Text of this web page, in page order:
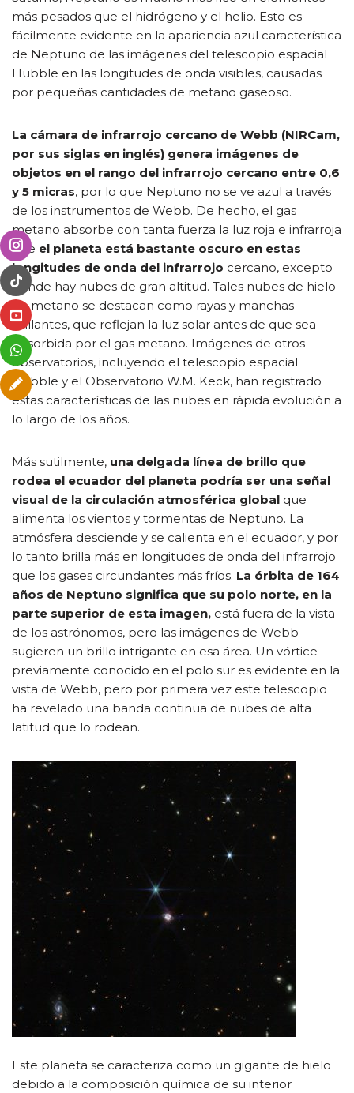
más pesados que el hidrógeno y el helio. Esto es
fácilmente evidente en la apariencia azul característica
de Neptuno de las imágenes del telescopio espacial
Hubble en las longitudes de onda visibles, causadas
por pequeñas cantidades de metano gaseoso.
La cámara de infrarrojo cercano de Webb (NIRCam,
por sus siglas en inglés) genera imágenes de
objetos en el rango del infrarrojo cercano entre 0,6
y 5 micras, por lo que Neptuno no se ve azul a través
de los instrumentos de Webb. De hecho, el gas
metano absorbe con tanta fuerza la luz roja e infrarroja
que el planeta está bastante oscuro en estas
longitudes de onda del infrarrojo cercano, excepto
donde hay nubes de gran altitud. Tales nubes de hielo
de metano se destacan como rayas y manchas
brillantes, que reflejan la luz solar antes de que sea
absorbida por el gas metano. Imágenes de otros
observatorios, incluyendo el telescopio espacial
Hubble y el Observatorio W.M. Keck, han registrado
estas características de las nubes en rápida evolución a
lo largo de los años.
Más sutilmente, una delgada línea de brillo que
rodea el ecuador del planeta podría ser una señal
visual de la circulación atmosférica global que
alimenta los vientos y tormentas de Neptuno. La
atmósfera desciende y se calienta en el ecuador, y por
lo tanto brilla más en longitudes de onda del infrarrojo
que los gases circundantes más fríos. La órbita de 164
años de Neptuno significa que su polo norte, en la
parte superior de esta imagen, está fuera de la vista
de los astrónomos, pero las imágenes de Webb
sugieren un brillo intrigante en esa área. Un vórtice
previamente conocido en el polo sur es evidente en la
vista de Webb, pero por primera vez este telescopio
ha revelado una banda continua de nubes de alta
latitud que lo rodean.
Este planeta se caracteriza como un gigante de hielo
debido a la composición química de su interior